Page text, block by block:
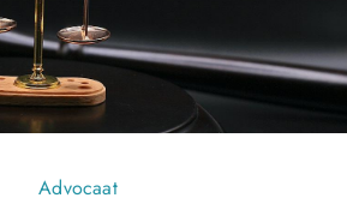
Advocaat